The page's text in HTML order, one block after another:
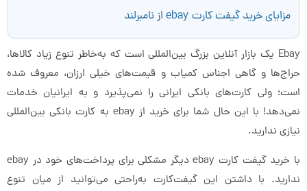
مزایای خرید گیفت کارت ebay از نامبرلند
Ebay یک بازار آنلاین بزرگ بین‌المللی است که به‌خاطر تنوع زیاد کالاها،
حراج‌ها و گاهی اجناس کمیاب و قیمت‌های خیلی ارزان، معروف شده
است؛ ولی کارت‌های بانکی ایرانی را نمی‌پذیرد و به ایرانیان خدمات
نمی‌دهد! با این حال شما برای خرید از ebay به کارت بانکی بین‌المللی
نیازی ندارید.
با خرید گیفت کارت ebay دیگر مشکلی برای پرداخت‌های خود در ebay
ندارید. با داشتن این گیفت‌کارت به‌راحتی می‌توانید از میان تنوع